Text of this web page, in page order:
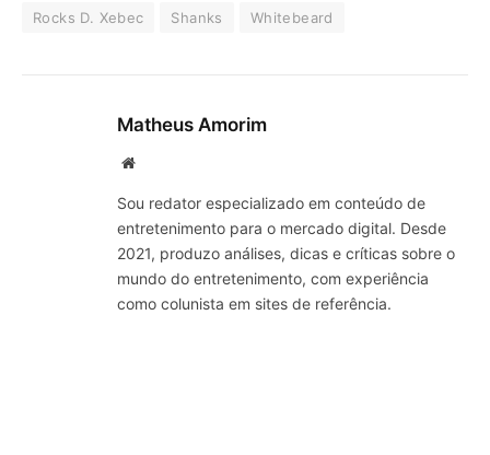
Rocks D. Xebec
Shanks Whitebeard
Matheus Amorim
Website
Sou redator especializado em conteúdo de
entretenimento para o mercado digital. Desde
2021, produzo análises, dicas e críticas sobre o
mundo do entretenimento, com experiência
como colunista em sites de referência.